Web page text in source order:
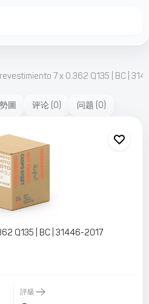
7 x 0.362 Q135 | BC |
圖 评论 (0) 问题 (0)
Q135 | BC | 31446-2017
評級